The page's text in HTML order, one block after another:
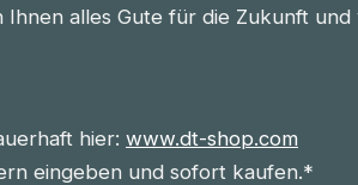
alles Gute für die Zukunft und
hier: www.dt-shop.com
eingeben und sofort kaufen.*